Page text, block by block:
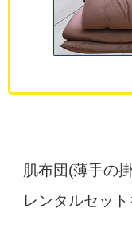
肌布団(薄手の
レンタルセッ